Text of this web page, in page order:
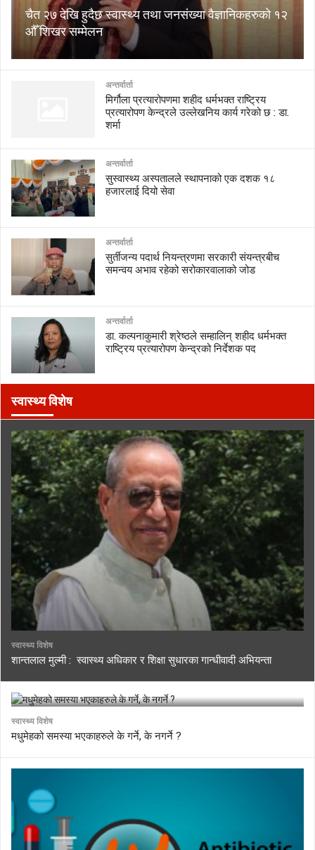
चैत २७ देखि हुदैछ स्वास्थ्य तथा जनसंख्या वैज्ञानिकहरुको १२
औँ शिखर सम्मेलन
अन्तर्वार्ता
मिर्गौला प्रत्यारोपणमा शहीद धर्मभक्त राष्ट्रिय
प्रत्यारोपण केन्द्रले उल्लेखनिय कार्य गरेको छ : डा.
शर्मा
अन्तर्वार्ता
सुस्वास्थ्य अस्पतालले स्थापनाको एक दशक १८
हजारलाई दियो सेवा
अन्तर्वार्ता
सुर्तीजन्य पदार्थ नियन्त्रणमा सरकारी संयन्त्रबीच
समन्वय अभाव रहेको सरोकारवालाको जोड
अन्तर्वार्ता
डा. कल्पनाकुमारी श्रेष्ठले सम्हालिन् शहीद धर्मभक्त
राष्ट्रिय प्रत्यारोपण केन्द्रको निर्देशक पद
स्वास्थ्य विशेष
स्वास्थ्य विशेष
शान्तलाल मुल्मी : स्वास्थ्य अधिकार र शिक्षा सुधारका गान्धीवादी अभियन्ता
स्वास्थ्य विशेष
मधुमेहको समस्या भएकाहरुले के गर्ने, के नगर्ने ?